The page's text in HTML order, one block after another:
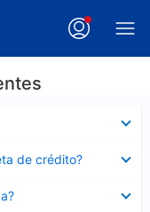
de crédito?